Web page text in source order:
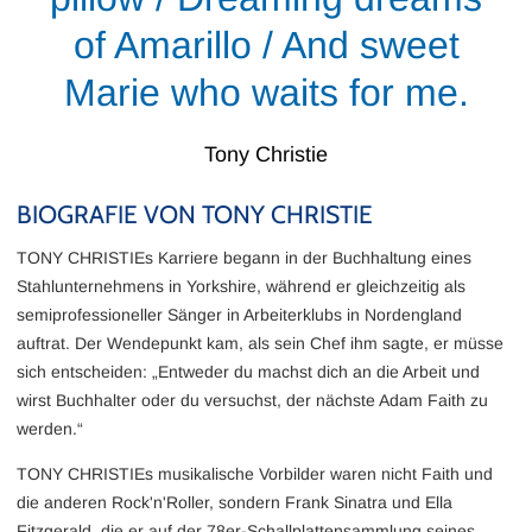
of Amarillo / And sweet
Marie who waits for me.
Tony Christie
BIOGRAFIE VON TONY CHRISTIE
TONY CHRISTIEs Karriere begann in der Buchhaltung eines
Stahlunternehmens in Yorkshire, während er gleichzeitig als
semiprofessioneller Sänger in Arbeiterklubs in Nordengland
auftrat. Der Wendepunkt kam, als sein Chef ihm sagte, er müsse
sich entscheiden: „Entweder du machst dich an die Arbeit und
wirst Buchhalter oder du versuchst, der nächste Adam Faith zu
werden.“
TONY CHRISTIEs musikalische Vorbilder waren nicht Faith und
die anderen Rock'n'Roller, sondern Frank Sinatra und Ella